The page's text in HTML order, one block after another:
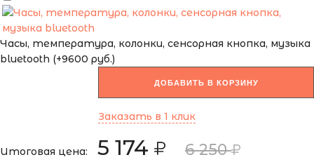
Часы, температура, колонки, сенсорная кнопка, музыка
bluetooth (+9600 руб.)
ДОБАВИТЬ В КОРЗИНУ
Заказать в 1 клик
Итоговая цена: 5 174 6 250